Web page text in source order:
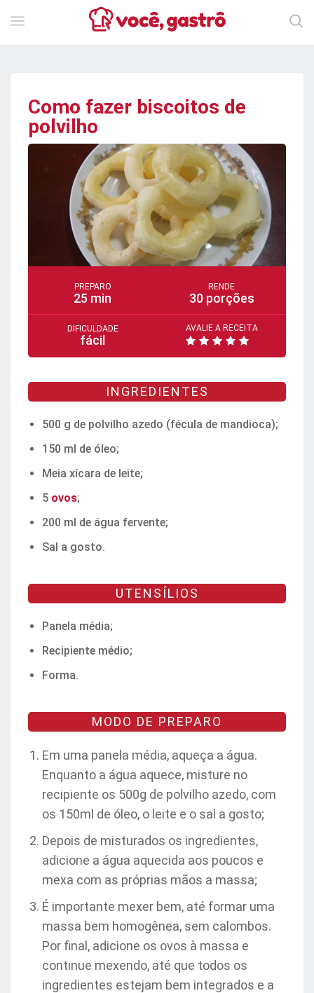
Como fazer biscoitos de
polvilho
PREPARO
25 min
RENDE
30 porções
DIFICULDADE
fácil
AVALIE A RECEITA
INGREDIENTES
500 g de polvilho azedo (fécula de mandioca);
150 ml de óleo;
Meia xícara de leite;
5 ovos;
200 ml de água fervente;
Sal a gosto.
UTENSÍLIOS
Panela média;
Recipiente médio;
Forma.
MODO DE PREPARO
Em uma panela média, aqueça a água.
Enquanto a água aquece, misture no
recipiente os 500g de polvilho azedo, com
os 150ml de óleo, o leite e o sal a gosto;
Depois de misturados os ingredientes,
adicione a água aquecida aos poucos e
mexa com as próprias mãos a massa;
É importante mexer bem, até formar uma
massa bem homogênea, sem calombos.
Por final, adicione os ovos à massa e
continue mexendo, até que todos os
ingredientes estejam bem integrados e a